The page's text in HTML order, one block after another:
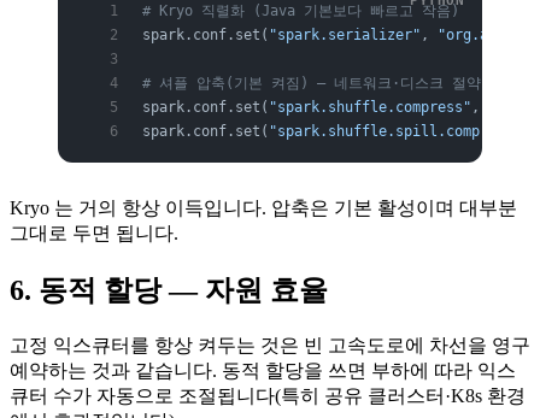
# Kryo 직렬화 (Java 기본보다 빠르고 작음)
spark.conf.set( "spark.serializer" ,
# 셔플 압축(기본 켜짐) — 네트워크·디스크 절약
spark.conf.set( "spark.shuffle.compress" ,
spark.conf.set( "spark.shuffle.spill.compress"
Kryo 는 거의 항상 이득입니다. 압축은 기본 활성이며 대부분
그대로 두면 됩니다.
6. 동적 할당 — 자원 효율
고정 익스큐터를 항상 켜두는 것은 빈 고속도로에 차선을 영구
예약하는 것과 같습니다. 동적 할당을 쓰면 부하에 따라 익스
큐터 수가 자동으로 조절됩니다(특히 공유 클러스터·K8s 환경